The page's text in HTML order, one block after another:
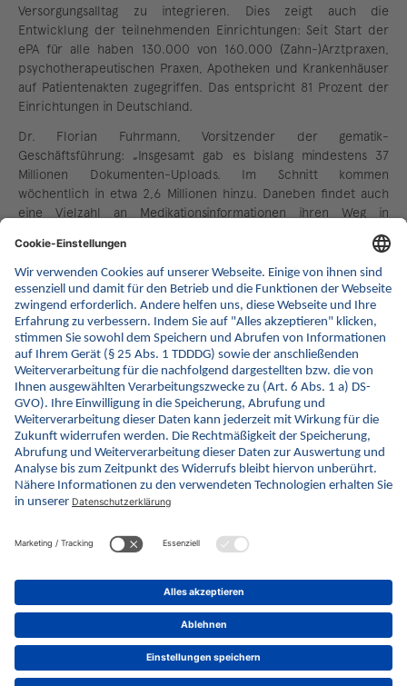
Versorgungsalltag zu integrieren. Dies zeigt auch die
Entwicklung der teilnehmenden Einrichtungen: Seit Start der
ePA für alle haben 130.000 von 160.000 (Zahn-)Arztpraxen,
psychotherapeutischen Praxen, Apotheken und Krankenhäuser
auf Patientenakten zugegriffen. Das entspricht 81 Prozent der
Einrichtungen in Deutschland.
Dr. Florian Fuhrmann, Vorsitzender der gematik-
Geschäftsführung: „Insgesamt gab es bislang mindestens 37
Millionen Dokumenten-Uploads. Im Schnitt kommen
wöchentlich in etwa 2,6 Millionen hinzu. Daneben findet auch
eine Vielzahl an Medikationsinformationen ihren Weg in
Patientenakten. Immer mehr versorgungsrelevante
Informationen sind somit für die Behandlung zugänglich. Die
Erfahrungen mit der ePA wachsen weiter und schneller – in
Einrichtungen gemeinsam mit den Patientinnen und Patienten.
Die ePA wird Schritt für Schritt gelebte Realität!“
Viele Einrichtungen, die die ePA aktiv nutzen, berichten bereits von positiven
Effekten auf die Behandlung, wenn ihnen Zusatzinformationen über die Medikation
ihrer Patient:innen und deren Vorbefunde über die ePA bereitgestellt werden.
Erfahrungsberichte und Einblicke von Patient:innen auf die ePA mit ihrer
individuellen Krankheitsgeschichte zeigt die gematik auf ihrer Website:https://www.
gematik.de/anwendungen/epa-fuer-alle/erfahrungen-nutzung
zurück